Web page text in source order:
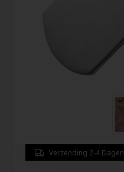
Verzending 2-4 Dagen